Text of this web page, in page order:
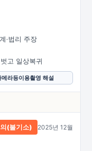
·법리 주장
고 일상복귀
메라등이용촬영 해설
(불기소) 2025년 12월